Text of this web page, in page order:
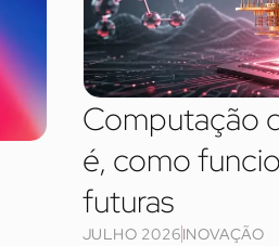
Computação
é, como
futuras
JULHO 2026INOVAÇÃO